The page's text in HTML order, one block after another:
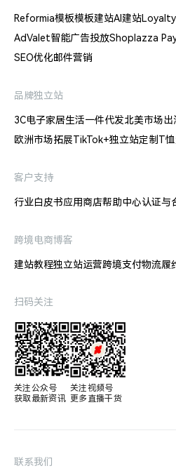
Reformia模板模板建站AI建站
AdValet智能广告投放Shoplazza
SEO优化邮件营销
品牌独立站
3C电子家居生活一件代发北美市场出
欧洲市场拓展TikTok+独立站定制T恤
客户支持
行业白皮书应用商店帮助中心认证与
跨境电商博客
建站教程独立站运营跨境支付物流履
扫码关注
关注公众号
获取最新资讯
关注视频号
更多直播干货
联系我们